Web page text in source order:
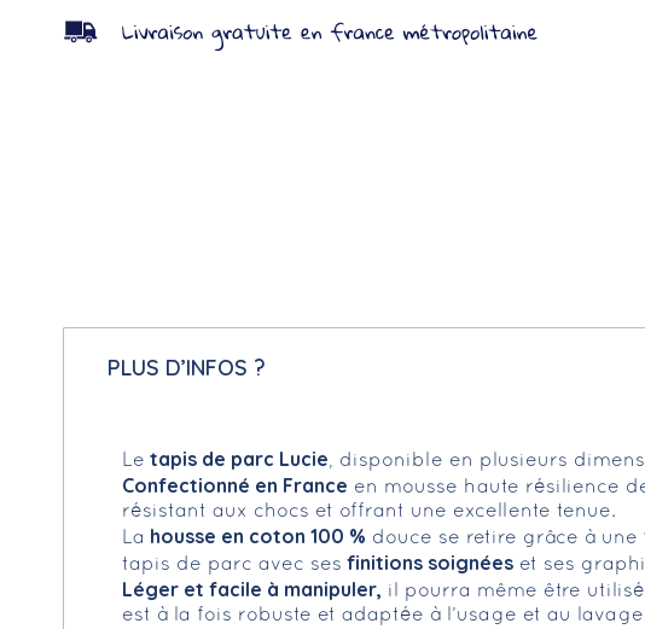
PLUS D’INFOS ?
Le tapis de parc Lucie , disponible en plusieurs
Confectionné en France en mousse haute résilience
résistant aux chocs et offrant une excellente tenue.
La housse en coton 100 % douce se retire grâce à une
tapis de parc avec ses finitions soignées et ses
Léger et facile à manipuler, il pourra même être
est à la fois robuste et adaptée à l’usage et au